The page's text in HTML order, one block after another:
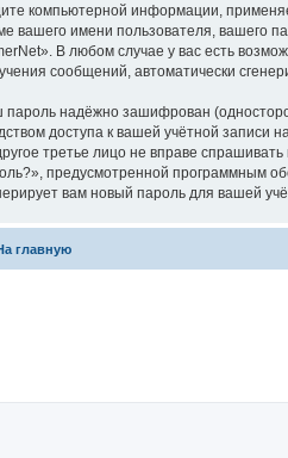
компьютерной информации,
вашего имени пользователя, вашего
В любом случае у вас есть
сообщений, автоматически
пароль надёжно зашифрован
доступа к вашей учётной записи
третье лицо не вправе
предусмотренной программным
вам новый пароль для вашей
главную